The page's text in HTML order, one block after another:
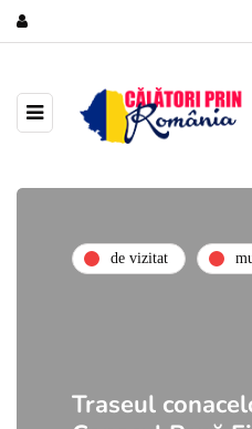
de vizitat
Traseul